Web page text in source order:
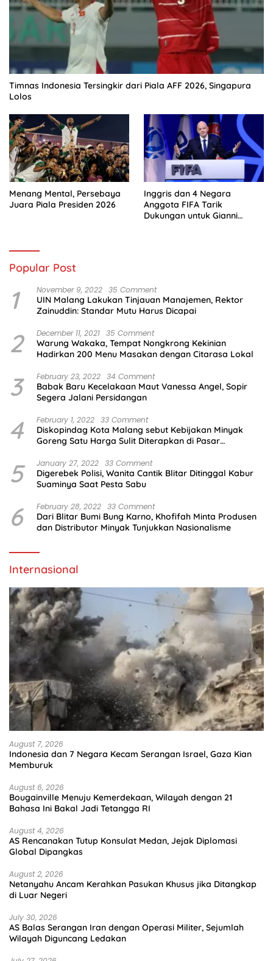
Timnas Indonesia Tersingkir dari Piala AFF 2026, Singapura
Lolos
Menang Mental, Persebaya
Juara Piala Presiden 2026
Inggris dan 4 Negara
Anggota FIFA Tarik
Dukungan untuk Gianni
Popular Post
1 November 9, 2022 35 Comment
UIN Malang Lakukan Tinjauan Manajemen, Rektor
Zainuddin: Standar Mutu Harus Dicapai
2 December 11, 2021 35 Comment
Warung Wakaka, Tempat Nongkrong Kekinian
Hadirkan 200 Menu Masakan dengan Citarasa Lokal
3 February 23, 2022 34 Comment
Babak Baru Kecelakaan Maut Vanessa Angel, Sopir
Segera Jalani Persidangan
4 February 1, 2022 33 Comment
Diskopindag Kota Malang sebut Kebijakan Minyak
Goreng Satu Harga Sulit Diterapkan di Pasar
5 January 27, 2022 33 Comment
Digerebek Polisi, Wanita Cantik Blitar Ditinggal Kabur
Suaminya Saat Pesta Sabu
6 February 28, 2022 33 Comment
Dari Blitar Bumi Bung Karno, Khofifah Minta Produsen
dan Distributor Minyak Tunjukkan Nasionalisme
Internasional
August 7, 2026
Indonesia dan 7 Negara Kecam Serangan Israel, Gaza Kian
Memburuk
August 6, 2026
Bougainville Menuju Kemerdekaan, Wilayah dengan 21
Bahasa Ini Bakal Jadi Tetangga RI
August 4, 2026
AS Rencanakan Tutup Konsulat Medan, Jejak Diplomasi
Global Dipangkas
August 2, 2026
Netanyahu Ancam Kerahkan Pasukan Khusus jika Ditangkap
di Luar Negeri
July 30, 2026
AS Balas Serangan Iran dengan Operasi Militer, Sejumlah
Wilayah Diguncang Ledakan